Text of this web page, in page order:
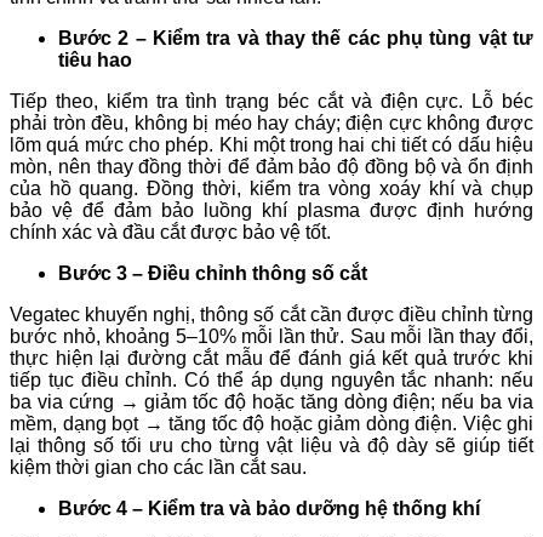
Bước 2 – Kiểm tra và thay thế các phụ tùng vật tư
tiêu hao
Tiếp theo, kiểm tra tình trạng béc cắt và điện cực. Lỗ béc
phải tròn đều, không bị méo hay cháy; điện cực không được
lõm quá mức cho phép. Khi một trong hai chi tiết có dấu hiệu
mòn, nên thay đồng thời để đảm bảo độ đồng bộ và ổn định
của hồ quang. Đồng thời, kiểm tra vòng xoáy khí và chụp
bảo vệ để đảm bảo luồng khí plasma được định hướng
chính xác và đầu cắt được bảo vệ tốt.
Bước 3 – Điều chỉnh thông số cắt
Vegatec khuyến nghị, thông số cắt cần được điều chỉnh từng
bước nhỏ, khoảng 5–10% mỗi lần thử. Sau mỗi lần thay đổi,
thực hiện lại đường cắt mẫu để đánh giá kết quả trước khi
tiếp tục điều chỉnh. Có thể áp dụng nguyên tắc nhanh: nếu
ba via cứng → giảm tốc độ hoặc tăng dòng điện; nếu ba via
mềm, dạng bọt → tăng tốc độ hoặc giảm dòng điện. Việc ghi
lại thông số tối ưu cho từng vật liệu và độ dày sẽ giúp tiết
kiệm thời gian cho các lần cắt sau.
Bước 4 – Kiểm tra và bảo dưỡng hệ thống khí